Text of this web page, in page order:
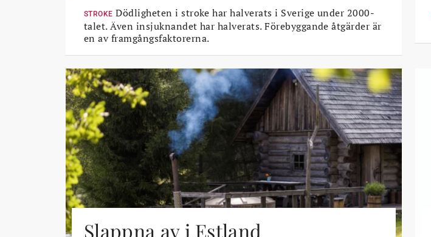
STROKE Dödligheten i stroke har halverats i Sverige under 2000-
talet. Även insjuknandet har halverats. Förebyggande åtgärder är
en av framgångsfaktorerna.
Slappna av i Estland